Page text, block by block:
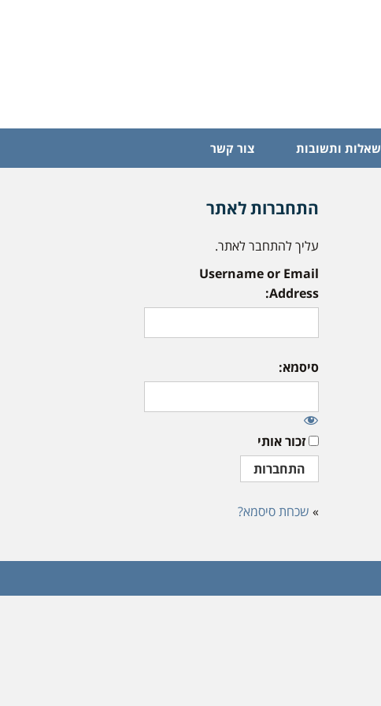
שאלות ותשובות צור קשר
התחברות לאתר
עליך להתחבר לאתר.
Username or Email
Address:
סיסמא:
זכור אותי
» שכחת סיסמא?